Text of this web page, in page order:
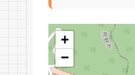
+
−